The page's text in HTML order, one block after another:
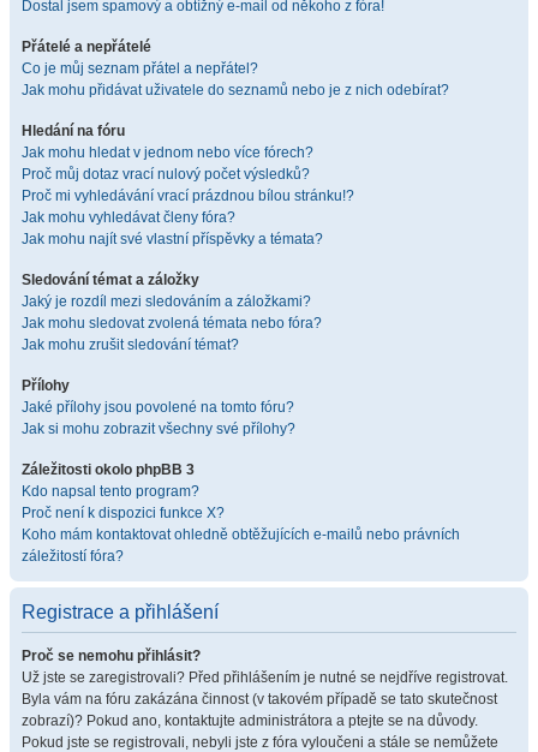
Dostal jsem spamový a obtížný e-mail od někoho z fóra!
Přátelé a nepřátelé
Co je můj seznam přátel a nepřátel?
Jak mohu přidávat uživatele do seznamů nebo je z nich odebírat?
Hledání na fóru
Jak mohu hledat v jednom nebo více fórech?
Proč můj dotaz vrací nulový počet výsledků?
Proč mi vyhledávání vrací prázdnou bílou stránku!?
Jak mohu vyhledávat členy fóra?
Jak mohu najít své vlastní příspěvky a témata?
Sledování témat a záložky
Jaký je rozdíl mezi sledováním a záložkami?
Jak mohu sledovat zvolená témata nebo fóra?
Jak mohu zrušit sledování témat?
Přílohy
Jaké přílohy jsou povolené na tomto fóru?
Jak si mohu zobrazit všechny své přílohy?
Záležitosti okolo phpBB 3
Kdo napsal tento program?
Proč není k dispozici funkce X?
Koho mám kontaktovat ohledně obtěžujících e-mailů nebo právních
záležitostí fóra?
Registrace a přihlášení
Proč se nemohu přihlásit?
Už jste se zaregistrovali? Před přihlášením je nutné se nejdříve registrovat.
Byla vám na fóru zakázána činnost (v takovém případě se tato skutečnost
zobrazí)? Pokud ano, kontaktujte administrátora a ptejte se na důvody.
Pokud jste se registrovali, nebyli jste z fóra vyloučeni a stále se nemůžete